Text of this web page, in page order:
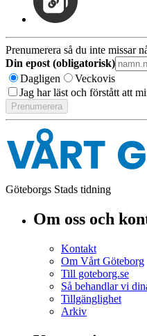
Prenumerera så du inte missar
Din epost (obligatorisk)
Dagligen
Veckovis
Jag har läst och förstått att
Göteborgs Stads tidning
Om oss och
Kontakt
Om Vårt Göteborg
Till goteborg.se
Så behandlar vi
Tillgänglighet
Arkiv